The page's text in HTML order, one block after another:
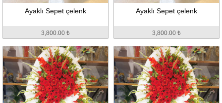
Ayaklı Sepet çelenk
3,800.00 ₺
Ayaklı Sepet çelenk
3,800.00 ₺